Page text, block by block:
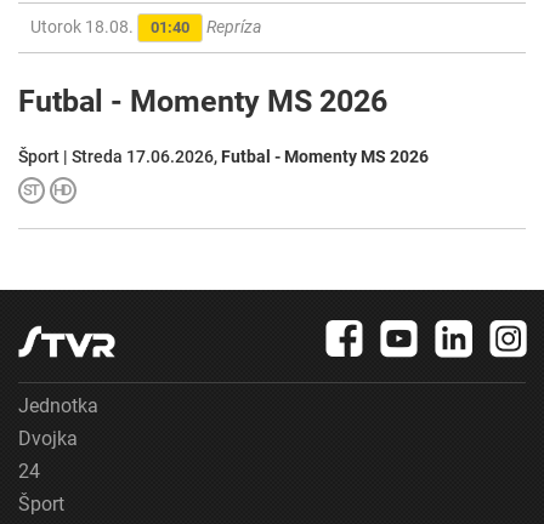
Utorok 18.08. 01:40 Repríza
Futbal - Momenty MS 2026
Šport | Streda 17.06.2026, Futbal - Momenty MS 2026
Jednotka
Dvojka
24
Šport